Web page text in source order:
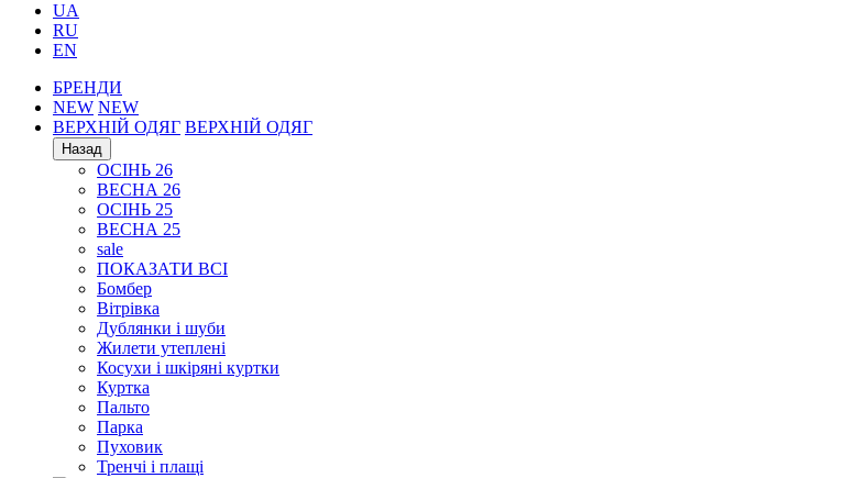
UA
RU
EN
БРЕНДИ
NEW NEW
ВЕРХНІЙ ОДЯГ ВЕРХНІЙ ОДЯГ
Назад
ОСІНЬ 26
ВЕСНА 26
ОСІНЬ 25
ВЕСНА 25
sale
ПОКАЗАТИ ВСІ
Бомбер
Вітрівка
Дублянки і шуби
Жилети утеплені
Косухи і шкіряні куртки
Куртка
Пальто
Парка
Пуховик
Тренчі і плащі